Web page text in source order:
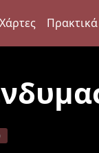
Χάρτες